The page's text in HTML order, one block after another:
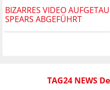
BIZARRES VIDEO
SPEARS ABGEFÜHRT
TAG24 NEWS